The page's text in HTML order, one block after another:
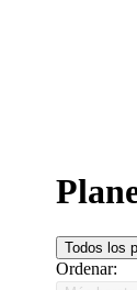
Todos los
Ordenar: